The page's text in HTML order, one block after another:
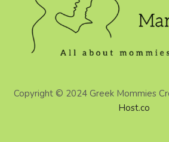
Copyright © 2024 Greek Mommies
Host.co